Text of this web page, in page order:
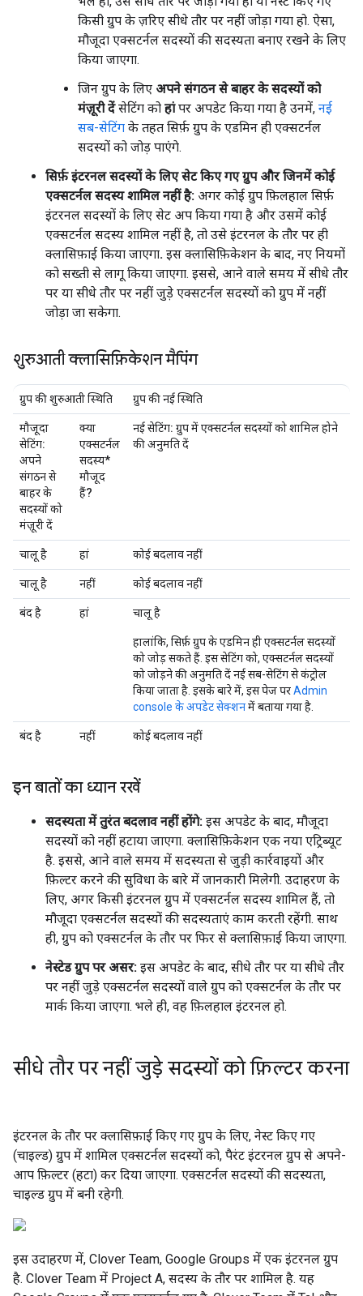
किसी ग्रुप के ज़रिए सीधे तौर पर नहीं जोड़ा गया हो. ऐसा,
मौजूदा एक्सटर्नल सदस्यों की सदस्यता बनाए रखने के लिए
किया जाएगा.
जिन ग्रुप के लिए अपने संगठन से बाहर के सदस्यों को
मंज़ूरी देंसेटिंग को हांपर अपडेट किया गया है उनमें, नई
सब-सेटिंग के तहत सिर्फ़ ग्रुप के एडमिन ही एक्सटर्नल
सदस्यों को जोड़ पाएंगे.
सिर्फ़ इंटरनल सदस्यों के लिए सेट किए गए ग्रुप और जिनमें कोई
एक्सटर्नल सदस्य शामिल नहीं है: अगर कोई ग्रुप फ़िलहाल सिर्फ़
इंटरनल सदस्यों के लिए सेट अप किया गया है और उसमें कोई
एक्सटर्नल सदस्य शामिल नहीं है, तो उसे इंटरनल के तौर पर ही
क्लासिफ़ाई किया जाएगा. इस क्लासिफ़िकेशन के बाद, नए नियमों
को सख्ती से लागू किया जाएगा. इससे, आने वाले समय में सीधे तौर
पर या सीधे तौर पर नहीं जुड़े एक्सटर्नल सदस्यों को ग्रुप में नहीं
जोड़ा जा सकेगा.
शुरुआती क्लासिफ़िकेशन मैपिंग
ग्रुप की शुरुआती स्थिति ग्रुप की नई स्थिति
मौजूदा
सेटिंग:
अपने
संगठन से
बाहर के
सदस्यों को
मंज़ूरी दें
क्या
एक्सटर्नल
सदस्य*
मौजूद
हैं?
नई सेटिंग: ग्रुप में एक्सटर्नल सदस्यों को शामिल होने
की अनुमति दें
चालू है हां कोई बदलाव नहीं
चालू है नहीं कोई बदलाव नहीं
बंद है हां चालू है
हालांकि, सिर्फ़ ग्रुप के एडमिन ही एक्सटर्नल सदस्यों
को जोड़ सकते हैं. इस सेटिंग को, एक्सटर्नल सदस्यों
को जोड़ने की अनुमति देंनई सब-सेटिंग से कंट्रोल
किया जाता है. इसके बारे में, इस पेज परAdmin
console के अपडेट सेक्शनमें बताया गया है.
बंद है नहीं कोई बदलाव नहीं
इन बातों का ध्यान रखें
सदस्यता में तुरंत बदलाव नहीं होंगे: इस अपडेट के बाद, मौजूदा
सदस्यों को नहीं हटाया जाएगा. क्लासिफ़िकेशन एक नया एट्रिब्यूट
है. इससे, आने वाले समय में सदस्यता से जुड़ी कार्रवाइयों और
फ़िल्टर करने की सुविधा के बारे में जानकारी मिलेगी. उदाहरण के
लिए, अगर किसी इंटरनल ग्रुप में एक्सटर्नल सदस्य शामिल हैं, तो
मौजूदा एक्सटर्नल सदस्यों की सदस्यताएं काम करती रहेंगी. साथ
ही, ग्रुप को एक्सटर्नल के तौर पर फिर से क्लासिफ़ाई किया जाएगा.
नेस्टेड ग्रुप पर असर: इस अपडेट के बाद, सीधे तौर पर या सीधे तौर
पर नहीं जुड़े एक्सटर्नल सदस्यों वाले ग्रुप को एक्सटर्नल के तौर पर
मार्क किया जाएगा. भले ही, वह फ़िलहाल इंटरनल हो.
सीधे तौर पर नहीं जुड़े सदस्यों को फ़िल्टर करना
इंटरनल के तौर पर क्लासिफ़ाई किए गए ग्रुप के लिए, नेस्ट किए गए
(चाइल्ड) ग्रुप में शामिल एक्सटर्नल सदस्यों को, पैरंट इंटरनल ग्रुप से अपने-
आप फ़िल्टर (हटा) कर दिया जाएगा. एक्सटर्नल सदस्यों की सदस्यता,
चाइल्ड ग्रुप में बनी रहेगी.
इस उदाहरण में, Clover Team, Google Groups में एक इंटरनल ग्रुप
है. Clover Team में Project A, सदस्य के तौर पर शामिल है. यह